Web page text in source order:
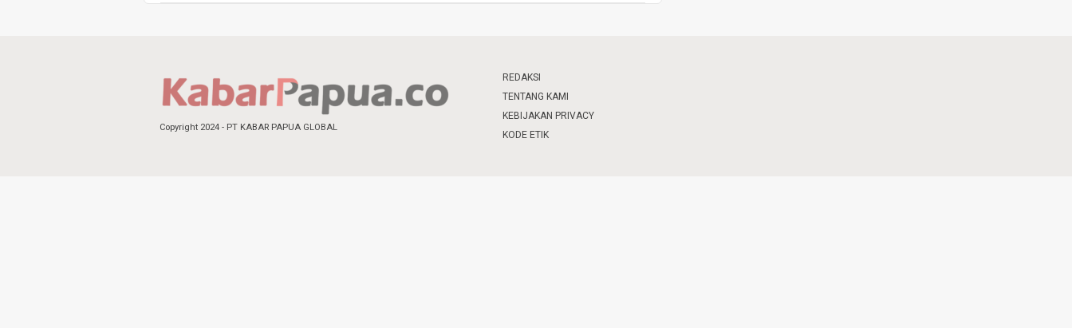
Copyright 2024 - PT KABAR PAPUA GLOBAL
REDAKSI
TENTANG KAMI
KEBIJAKAN PRIVACY
KODE ETIK